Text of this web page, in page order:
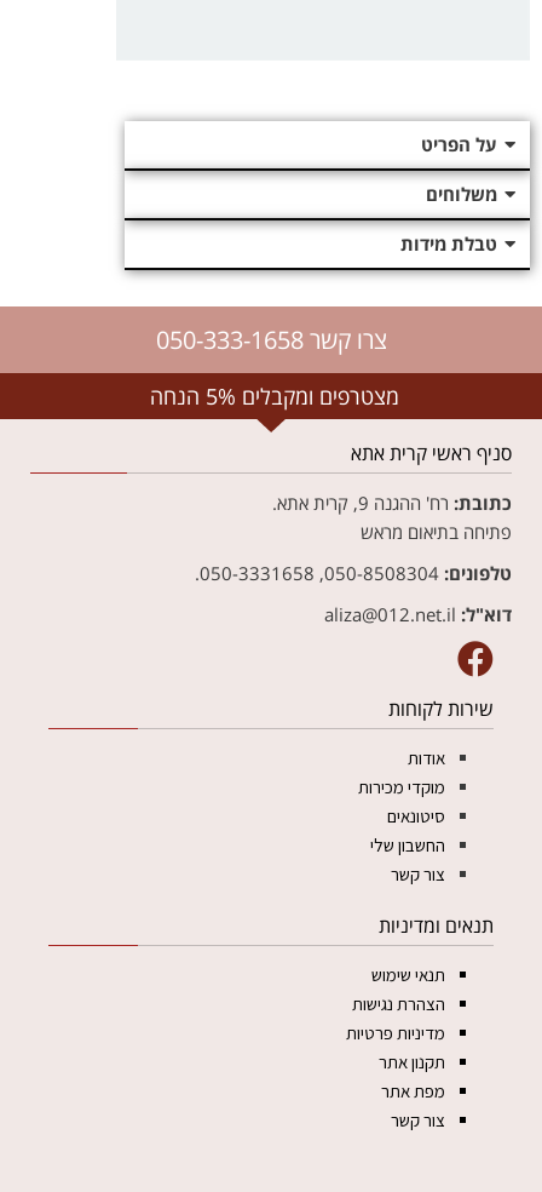
על הפריט
משלוחים
טבלת מידות
צרו קשר 050-333-1658
מצטרפים ומקבלים 5% הנחה
סניף ראשי קרית אתא
כתובת: רח' ההגנה 9, קרית אתא.
פתיחה בתיאום מראש
טלפונים:
דוא"ל:
שירות לקוחות
אודות
מוקדי מכירות
סיטונאים
החשבון שלי
צור קשר
תנאים ומדיניות
תנאי שימוש
הצהרת נגישות
מדיניות פרטיות
תקנון אתר
מפת אתר
צור קשר